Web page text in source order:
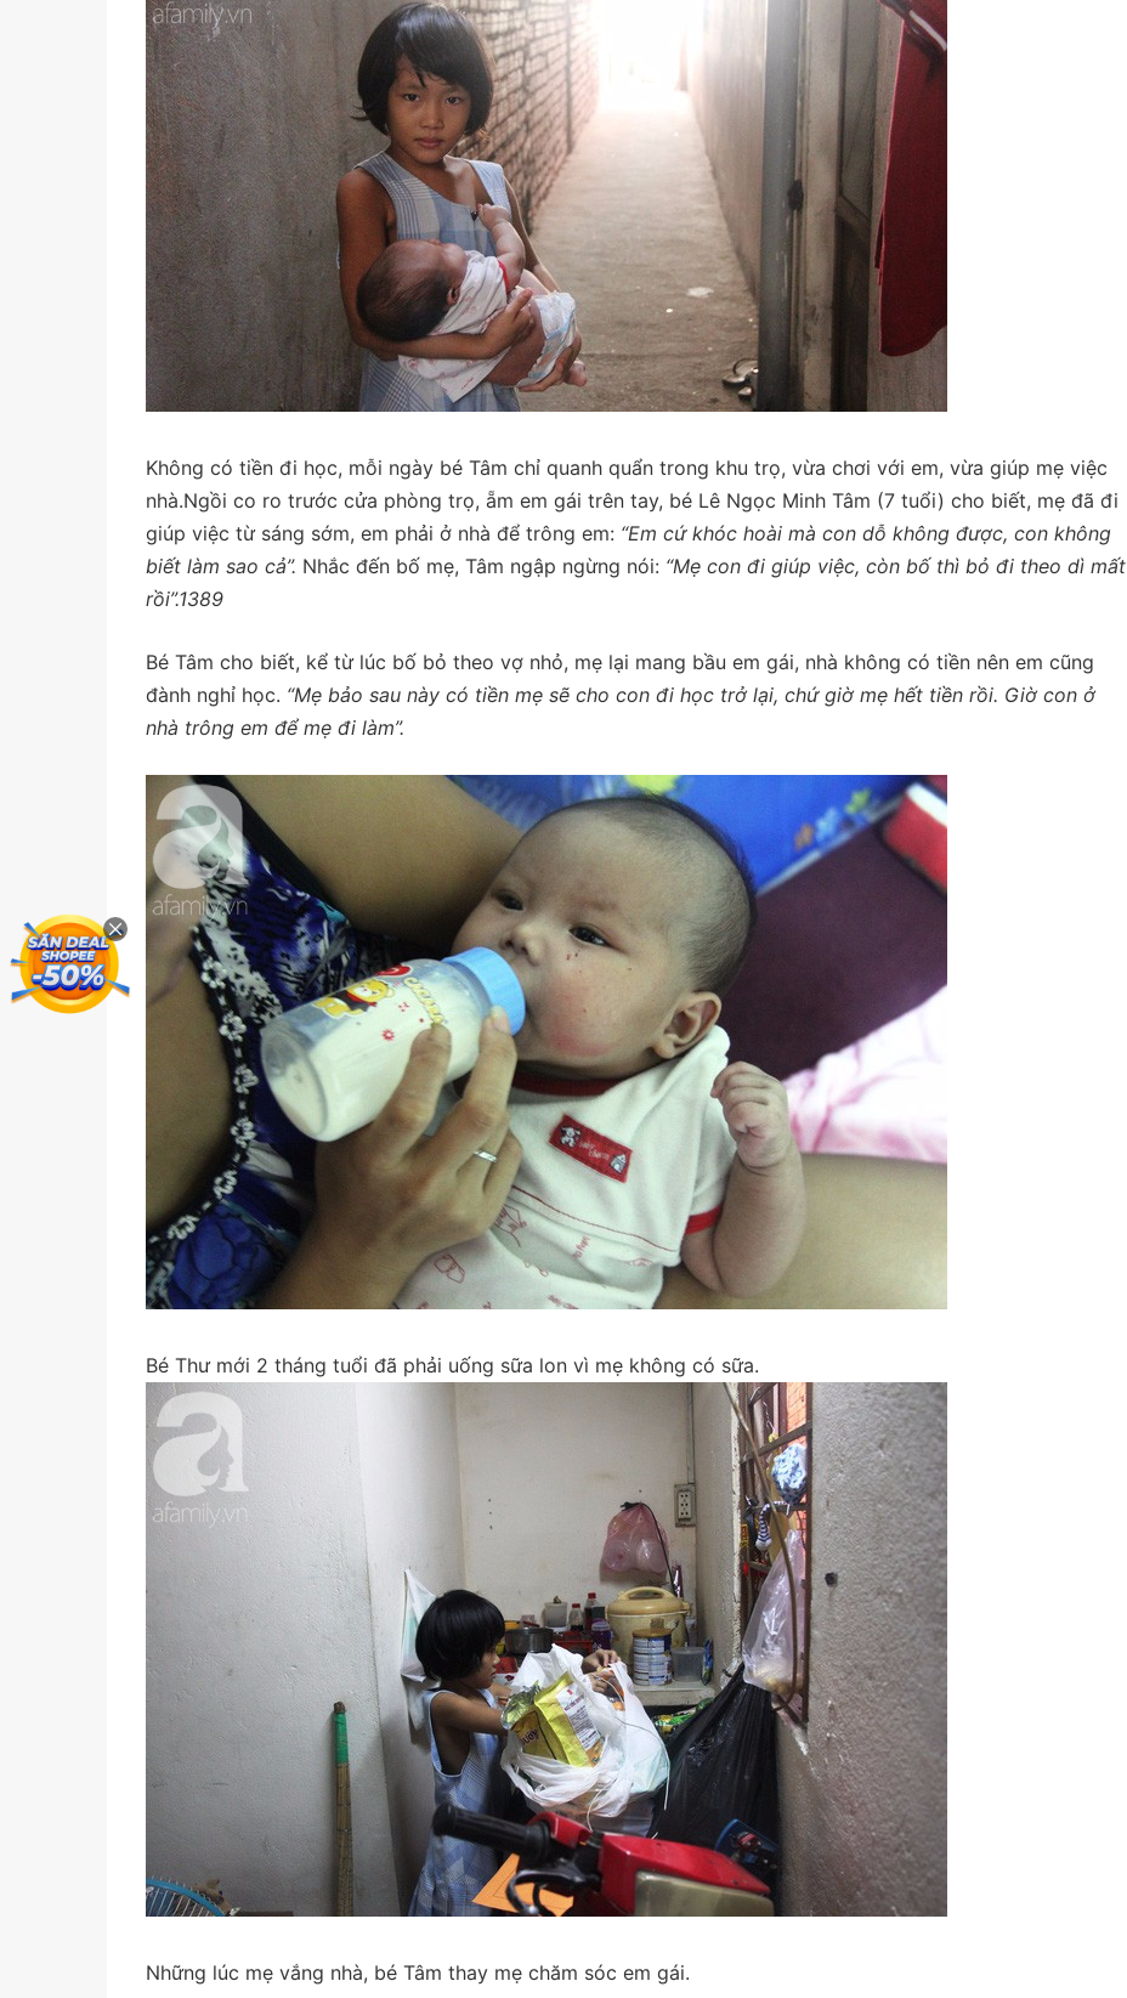
Không có tiền đi học, mỗi ngày bé Tâm chỉ quanh quẩn trong khu trọ, vừa chơi với em, vừa giúp mẹ việc
nhà.Ngồi co ro trước cửa phòng trọ, ẵm em gái trên tay, bé Lê Ngọc Minh Tâm (7 tuổi) cho biết, mẹ đã đi
giúp việc từ sáng sớm, em phải ở nhà để trông em: “Em cứ khóc hoài mà con dỗ không được, con không
biết làm sao cả”. Nhắc đến bố mẹ, Tâm ngập ngừng nói: “Mẹ con đi giúp việc, còn bố thì bỏ đi theo dì mất
rồi”.1389
Bé Tâm cho biết, kể từ lúc bố bỏ theo vợ nhỏ, mẹ lại mang bầu em gái, nhà không có tiền nên em cũng
đành nghỉ học. “Mẹ bảo sau này có tiền mẹ sẽ cho con đi học trở lại, chứ giờ mẹ hết tiền rồi. Giờ con ở
nhà trông em để mẹ đi làm”.
Bé Thư mới 2 tháng tuổi đã phải uống sữa lon vì mẹ không có sữa.
Những lúc mẹ vắng nhà, bé Tâm thay mẹ chăm sóc em gái.